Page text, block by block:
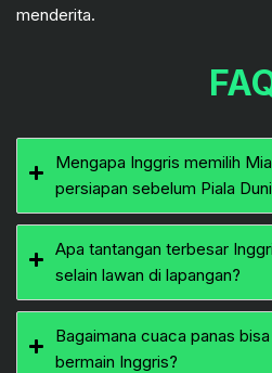
menderita.
Mengapa Inggris memilih
persiapan sebelum Piala
Apa tantangan terbesar
selain lawan di lapangan?
Bagaimana cuaca panas
bermain Inggris?